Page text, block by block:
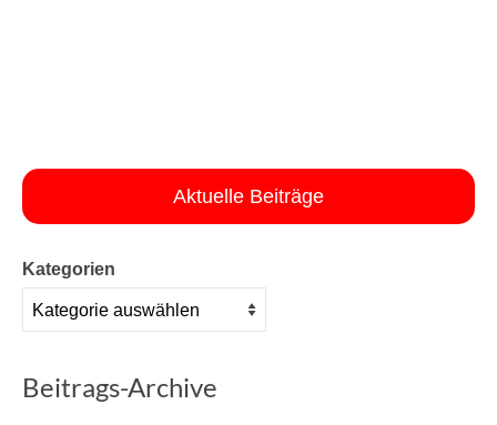
Aktuelle Beiträge
Kategorien
Beitrags-Archive